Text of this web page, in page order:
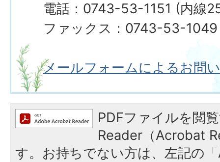
電話：0743-53-1151 (内線
ファックス：0743-53-1049
メールフォームによるお問
PDFファイルを閲
Reader（Acrobat
す。お持ちでない方は、左記の